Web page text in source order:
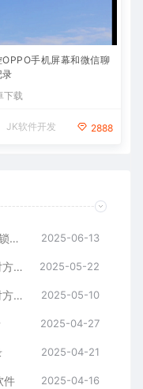
OPPO手机屏幕和微信聊
录
下载
JK软件开发 2888
【捕鱼达人作弊器】子弹无限+自动锁定BOSS鱼，金币爆仓 2025-06-13
如何远程监控别人手机？实时同步对方手机方法推荐 2025-05-22
教你怎么用远程实时监控软件控制对方手机屏幕 2025-05-10
2025-04-27
2025-04-21
件 2025-04-16